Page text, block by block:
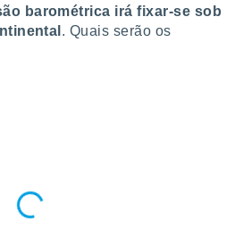
barométrica irá fixar-se sob
. Quais serão os